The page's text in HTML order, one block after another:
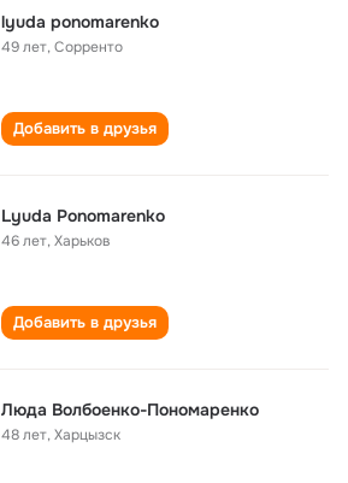
lyuda ponomarenko
49 лет,Сорренто
Добавить в друзья
Lyuda Ponomarenko
46 лет,Харьков
Добавить в друзья
Люда Волбоенко-Пономаренко
48 лет,Харцызск